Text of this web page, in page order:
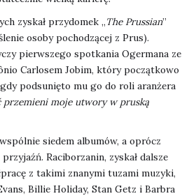
zyskał przydomek „The Prussian”
osoby pochodzącej z Prus).
pierwszego spotkania Ogermana ze
Carlosem Jobim, który początkowo
podsunięto mu go do roli aranżera
przemieni moje utwory w pruską
siedem albumów, a oprócz
Raciborzanin, zyskał dalsze
z takimi znanymi tuzami muzyki,
Billie Holiday, Stan Getz i Barbra